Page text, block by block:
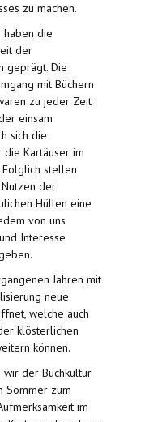
zu machen.
haben die
der
geprägt. Die
mit Büchern
zu jeder Zeit
einsam
sich die
Kartäuser im
stellen
der
Hüllen eine
von uns
Interesse
Jahren mit
neue
welche auch
klösterlichen
können.
wir der Buchkultur
Sommer zum
im